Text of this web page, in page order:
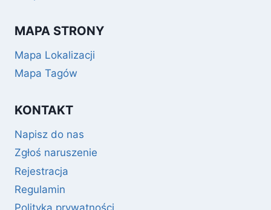
MAPA STRONY
Mapa Lokalizacji
Mapa Tagów
KONTAKT
Napisz do nas
Zgłoś naruszenie
Rejestracja
Regulamin